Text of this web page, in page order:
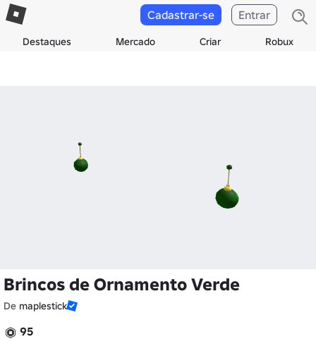
Destaques Mercado Criar Robux
Cadastrar-se Entrar
Brincos de Ornamento Verde
De maplestick
95